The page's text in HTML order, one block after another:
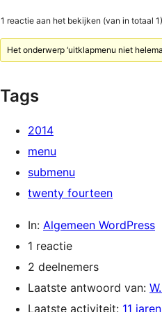
1 reactie aan het bekijken (van in totaal 1)
Het onderwerp ‘uitklapmenu niet
Tags
2014
menu
submenu
twenty fourteen
In: Algemeen WordPress
1 reactie
2 deelnemers
Laatste antwoord van:
Laatste activiteit: 11